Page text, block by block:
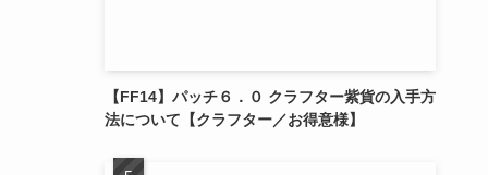
【FF14】パッチ６．０ クラフター紫貨の入手方
法について【クラフター／お得意様】